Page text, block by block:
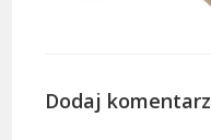
Dodaj komentarz